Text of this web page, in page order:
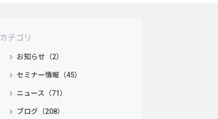
カテゴリ
お知らせ（2）
セミナー情報（45）
ニュース（71）
ブログ（208）